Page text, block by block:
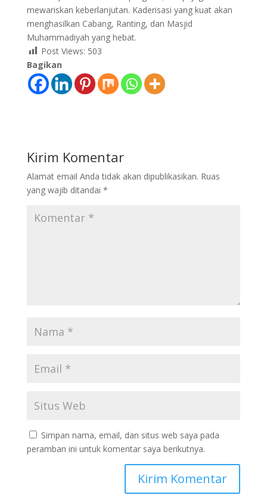
mewariskan keberlanjutan. Kaderisasi yang kuat akan
menghasilkan Cabang, Ranting, dan Masjid
Muhammadiyah yang hebat.
Post Views: 503
Bagikan
Kirim Komentar
Alamat email Anda tidak akan dipublikasikan. Ruas
yang wajib ditandai *
Simpan nama, email, dan situs web saya pada
peramban ini untuk komentar saya berikutnya.